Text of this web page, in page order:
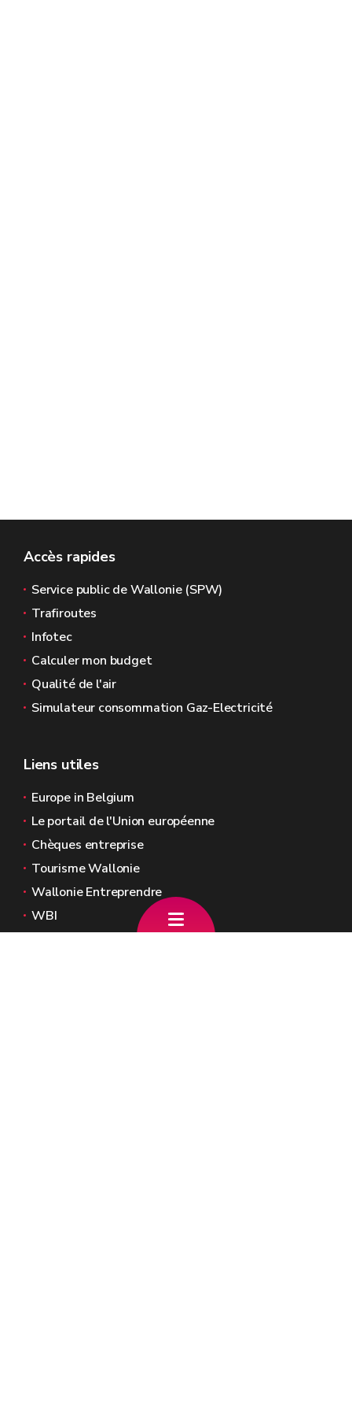
Accès rapides
Service public de Wallonie (SPW)
Trafiroutes
Infotec
Calculer mon budget
Qualité de l'air
Simulateur consommation Gaz-Electricité
Liens utiles
Europe in Belgium
Le portail de l'Union européenne
Chèques entreprise
Tourisme Wallonie
Wallonie Entreprendre
WBI